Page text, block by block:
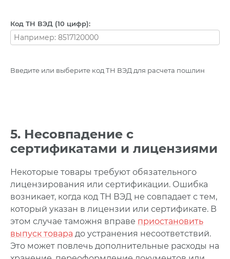
Код ТН ВЭД (10 цифр):
Введите или выберите код ТН ВЭД для расчета пошлин
5. Несовпадение с
сертификатами и лицензиями
Некоторые товары требуют обязательного
лицензирования или сертификации. Ошибка
возникает, когда код ТН ВЭД не совпадает с тем,
который указан в лицензии или сертификате. В
этом случае таможня вправе приостановить
выпуск товара до устранения несоответствий.
Это может повлечь дополнительные расходы на